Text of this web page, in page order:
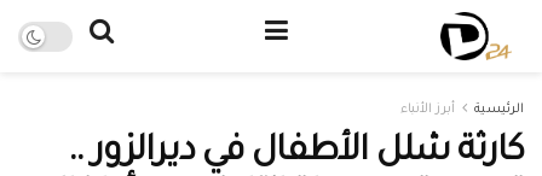
الرئيسية أبرز الأنباء
كارثة شلل الأطفال في ديرالزور ..